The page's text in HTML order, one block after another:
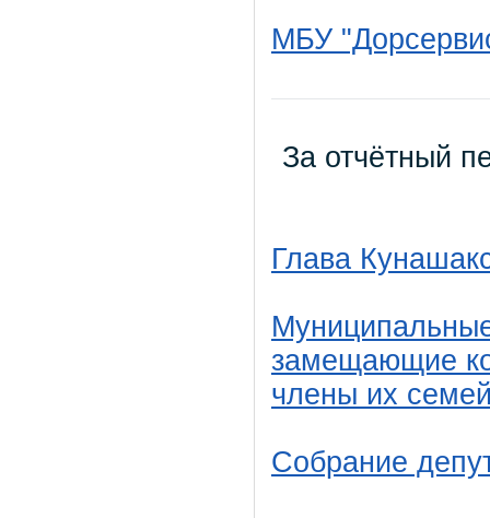
МБУ
За отчётный
Глава
замещающие
члены их
Собрание